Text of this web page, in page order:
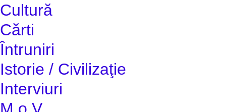
Cultură
Cărti
Întruniri
Istorie / Civilizaţie
Interviuri